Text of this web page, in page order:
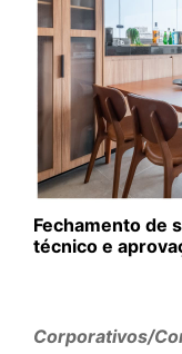
Fechamento de
técnico e
Corporativos/